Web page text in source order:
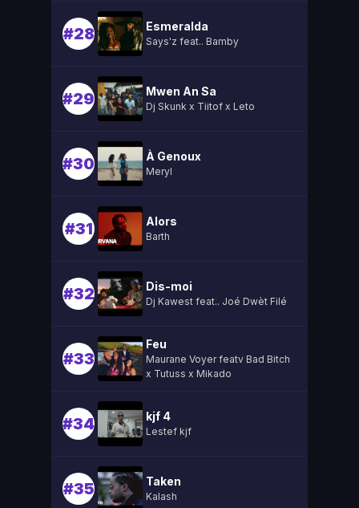
#28 Esmeralda
Says'z feat.. Bamby
#29 Mwen An Sa
Dj Skunk x Tiitof x Leto
#30 À Genoux
Meryl
#31 Alors
Barth
#32 Dis-moi
Dj Kawest feat.. Joé Dwèt Filé
#33
Feu
Maurane Voyer featv Bad Bitch
x Tutuss x Mikado
#34 kjf 4
Lestef kjf
#35 Taken
Kalash